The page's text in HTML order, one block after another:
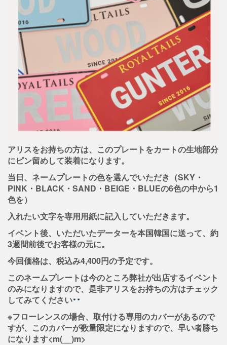
アリスをお持ちの方は、このプレートをカートの生地部分
にピン留めして装着になります。
当日、ネームプレートの色を選んでいただき（SKY・
PINK・BLACK・SAND・BEIGE・BLUEの6色の中から1
色を）
入れたい文字を専用用紙に記入していただきます。
イベント後、いただいたデーターを本国韓国に送って、約
3週間前後でお客様の元に。
今回価格は、税込み4,400円の予定です。
このネームプレートは今のところ弊社が出店するイベント
のみになりますので、是非アリスをお持ちの方はチェック
してみてください
※フローレンスの場合、取付ける専用のカバーがあるので
すが、このカバーが数量限定になりますので、早い者勝ち
になります<m(__)m>